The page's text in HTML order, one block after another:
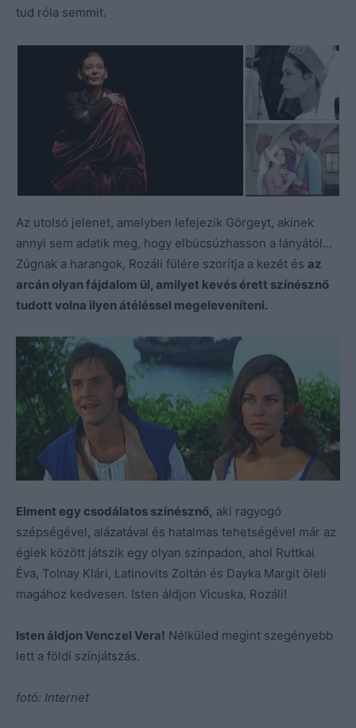
tud róla semmit.
Az utolsó jelenet, amelyben lefejezik Görgeyt, akinek
annyi sem adatik meg, hogy elbúcsúzhasson a lányától…
Zúgnak a harangok, Rozáli fülére szorítja a kezét és az
arcán olyan fájdalom ül, amilyet kevés érett színésznő
tudott volna ilyen átéléssel megeleveníteni.
Elment egy csodálatos színésznő, aki ragyogó
szépségével, alázatával és hatalmas tehetségével már az
égiek között játszik egy olyan színpadon, ahol Ruttkai
Éva, Tolnay Klári, Latinovits Zoltán és Dayka Margit öleli
magához kedvesen. Isten áldjon Vicuska, Rozáli!
Isten áldjon Venczel Vera! Nélküled megint szegényebb
lett a földi színjátszás.
fotó: Internet